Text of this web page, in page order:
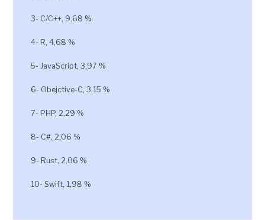
3- C/C++, 9,68 %
4- R, 4,68 %
5- JavaScript, 3,97 %
6- Obejctive-C, 3,15 %
7- PHP, 2,29 %
8- C#, 2,06 %
9- Rust, 2,06 %
10- Swift, 1,98 %